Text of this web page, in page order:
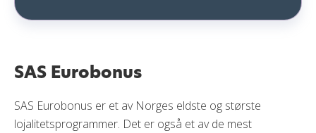
SAS Eurobonus
SAS Eurobonus er et av Norges eldste og største
lojalitetsprogrammer. Det er også et av de mest